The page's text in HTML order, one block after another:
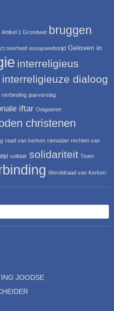
Artikel 1 Grondwet bruggen
overheid essaywedstrijd Geloven in
interreligieus
interreligieuze dialoog
verbinding jaarverslag
iftar Oeigoeren
christenen
raad van kerken ramadan rechten van
solidair solidariteit Team
Wereldraad van Kerken
JOODSE